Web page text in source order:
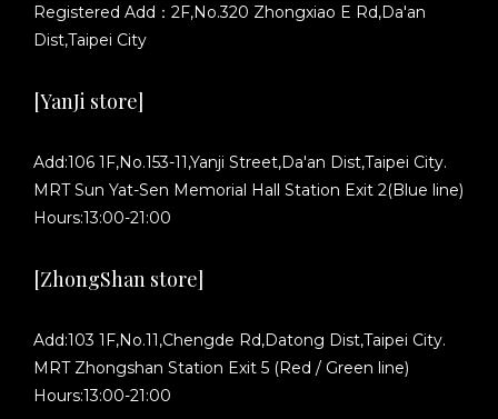
Registered Add：2F,No.320 Zhongxiao E Rd,Da'an
Dist,Taipei City
[YanJi store]
Add:106 1F,No.153-11,Yanji Street,Da'an Dist,Taipei City.
MRT Sun Yat-Sen Memorial Hall Station Exit 2(Blue line)
Hours:13:00-21:00
[ZhongShan store]
Add:103 1F,No.11,Chengde Rd,Datong Dist,Taipei City.
MRT Zhongshan Station Exit 5 (Red / Green line)
Hours:13:00-21:00